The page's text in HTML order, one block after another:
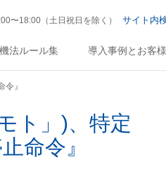
〜18:00（土日祝日を除く） サイト内
法ルール集 導入事例とお客
』
ト」)、特定
命令』